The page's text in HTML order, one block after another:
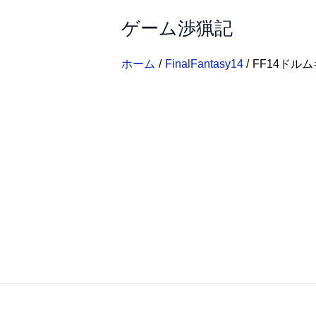
ゲーム渉猟記
ホーム FinalFantasy14 FF14ドル